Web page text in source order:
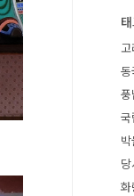
동
풍
당
화